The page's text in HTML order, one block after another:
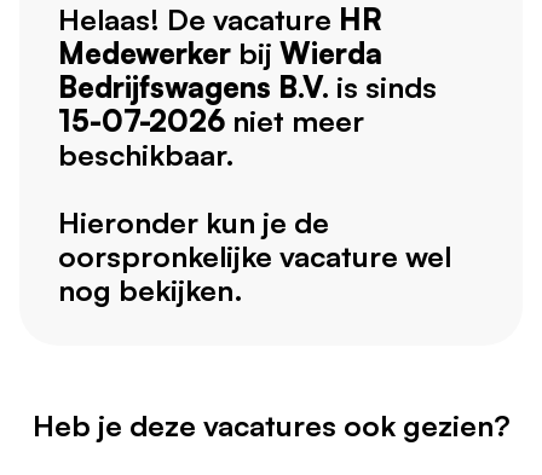
Helaas! De vacature HR
Medewerker bij Wierda
Bedrijfswagens B.V. is sinds
15-07-2026 niet meer
beschikbaar.
Hieronder kun je de
oorspronkelijke vacature wel
nog bekijken.
Heb je deze vacatures ook gezien?